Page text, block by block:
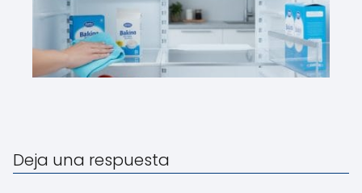
Deja una respuesta